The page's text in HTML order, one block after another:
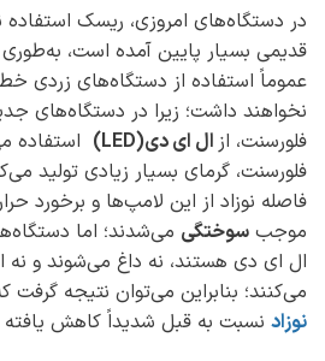
در دستگاه‌های امروزی، ریسک
قدیمی بسیار پایین آمده است، به‌طوری
عموماً استفاده از دستگاه‌های زردی
نخواهند داشت؛ زیرا در دستگاه‌های
فلورسنت، از ال ای دی(LED)
استفاده
فلورسنت، گرمای بسیار زیادی تولید
فاصله نوزاد از این لامپ‌ها و برخورد
موجب سوختگی می‌شدند؛ اما
ال ای دی هستند، نه داغ می‌شوند و نه
می‌کنند؛ بنابراین می‌توان نتیجه گرفت
نوزاد نسبت به قبل شدیداً کاهش